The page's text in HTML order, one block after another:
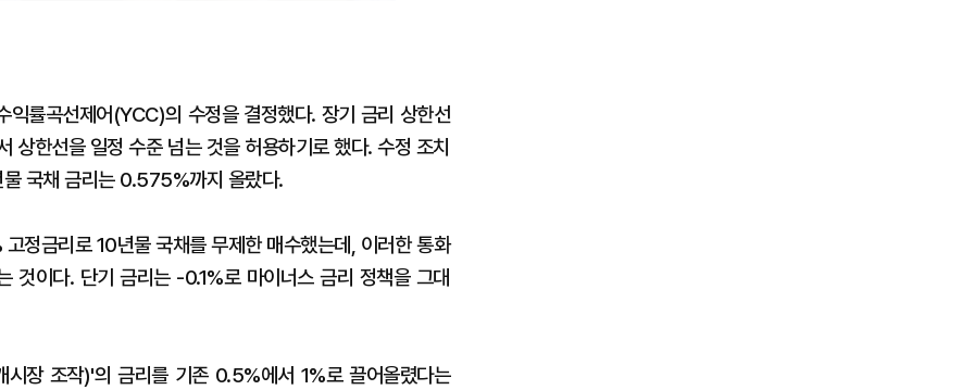
률곡선제어(YCC)의 수정을 결정했다. 장기 금리 상한선
한선을 일정 수준 넘는 것을 허용하기로 했다. 수정 조치
국채 금리는 0.575%까지 올랐다.
정금리로 10년물 국채를 무제한 매수했는데, 이러한 통화
것이다. 단기 금리는 -0.1%로 마이너스 금리 정책을 그대
장 조작)'의 금리를 기존 0.5%에서 1%로 끌어올렸다는